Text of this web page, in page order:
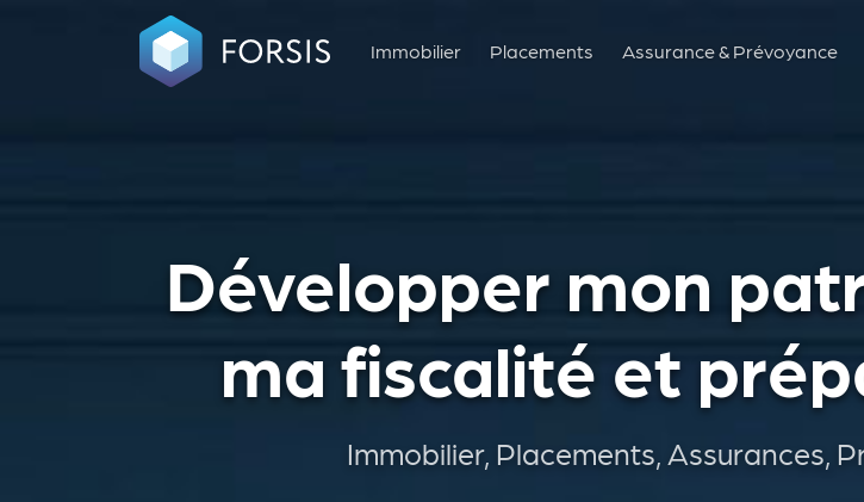
Immobilier Placements Assurance & Prévoyance
Développer mon
ma fiscalité et
Immobilier, Placements, Assurances,